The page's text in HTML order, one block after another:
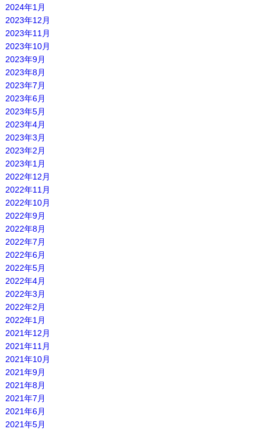
2024年1月
2023年12月
2023年11月
2023年10月
2023年9月
2023年8月
2023年7月
2023年6月
2023年5月
2023年4月
2023年3月
2023年2月
2023年1月
2022年12月
2022年11月
2022年10月
2022年9月
2022年8月
2022年7月
2022年6月
2022年5月
2022年4月
2022年3月
2022年2月
2022年1月
2021年12月
2021年11月
2021年10月
2021年9月
2021年8月
2021年7月
2021年6月
2021年5月